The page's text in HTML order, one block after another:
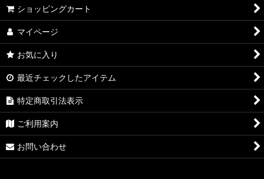
ショッピングカート
マイページ
お気に入り
最近チェックしたアイテム
特定商取引法表示
ご利用案内
お問い合わせ